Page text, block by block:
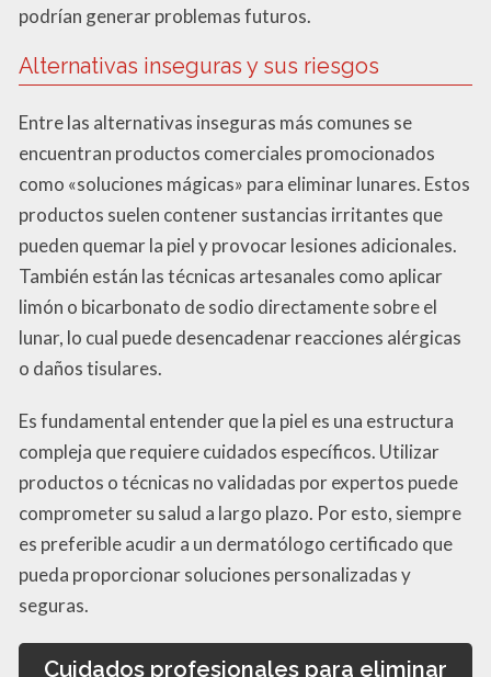
podrían generar problemas futuros.
Alternativas inseguras y sus riesgos
Entre las alternativas inseguras más comunes se
encuentran productos comerciales promocionados
como «soluciones mágicas» para eliminar lunares. Estos
productos suelen contener sustancias irritantes que
pueden quemar la piel y provocar lesiones adicionales.
También están las técnicas artesanales como aplicar
limón o bicarbonato de sodio directamente sobre el
lunar, lo cual puede desencadenar reacciones alérgicas
o daños tisulares.
Es fundamental entender que la piel es una estructura
compleja que requiere cuidados específicos. Utilizar
productos o técnicas no validadas por expertos puede
comprometer su salud a largo plazo. Por esto, siempre
es preferible acudir a un dermatólogo certificado que
pueda proporcionar soluciones personalizadas y
seguras.
Cuidados profesionales para eliminar